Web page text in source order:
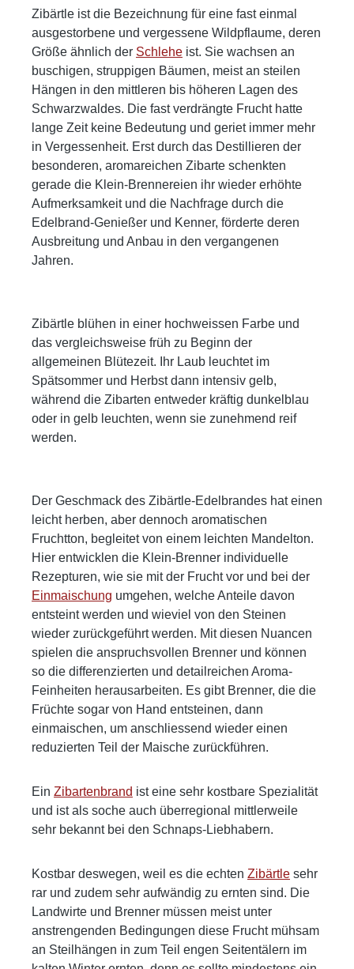
getragen von warmen, nussigen
Steinobstnoten, zarter Würze und einer
dezenten Süße. Die Kastanienholz-Reifung
verleiht dem Destillat zusätzliche Tiefe und ein
weiches Mundgefühl, ohne die Wildheit der
Frucht zu zähmen. Abgang: Lang, vielschichtig
und charaktervoll. Bittermandel und feine
Holznoten bleiben lange präsent, begleitet von
einem trockenen Hauch Kakao und dezenter
Fruchtsäure. Eine Erinnerung an frostige
Wälder, nasse Rinde und wilde Früchte im
Nebel. Speiseempfehlung: Großartig zu
Wildterrinen, luftgetrocknetem Schinken oder
einem Stück Ziegenkäse mit Feigensenf. Auch
Wildpflaume „Zibärtle“ 44%vol. Füllmenge 0,7l
Erntejahr 2004 Herkunft der
Früchte Schwarzwald Steilhang Art der
Lagerung Glasballon, anschließend 4 Jahre
Kastanienholzfass Lagerpotential 1-20 Jahre
Produktionsmenge 301 Flaschen GPSR-
Informationen HerstellerFirma: WILD
Streuobstgarten 1Postleitzahl: 77723E-Mail:
info@wild-brennerei.deWeitere Informationen:
Manuel, Maximilian und Lukas Wild
Edelbrandes ist atemberaubend, leider gibt es
nur sehr wenige Flaschen dieses besonderen
Jahrgangs. Ein zusätzliches Highlight: jede
Flasche wird in einer hochwertigen Holzkiste
geliefert. Sensorik Geruch: Ein tiefes, reifes
Bukett mit Noten von eingelegten Schlehen,
dunkler Schokolade, getrockneten Pflaumen
und Waldhonig. Feine Holznoten vom
Kastanienfass, Anklänge von Vanille,
Pfeifentabak und ein Hauch schwarzer Tee
verleihen dem Brand eine aristokratische Reife
und erdige Tiefe. Geschmack: Konzentriert und
komplex. Reife Fruchtsüße von Schlehen wird
getragen von einem runden, wärmenden
Trockenfrüchten und dunklem Nougat entfalten
sich mit jeder Sekunde weiter. Abgang: Lang,
tief und anhaltend. Der Brand verabschiedet
sich mit einer edelherben Bitternote, eleganter
Würze und einem feinen Schlehenfinale, das
fast meditativ nachklingt. Speiseempfehlung:
Ein Solist – ideal zum Abschluss eines
Comté oder einer handgerollten Zigarre. Auch
großartig zu Wildterrinen oder dunklem
Sauerteigbrot mit Haselnussbutter.
Gattung Brand von der wilden Schlehe
49%vol. Füllmenge 0,7l Erntejahr 1986
Herkunft der Früchte Schwarzwald Art der
Lagerung Kastanienfass Lagerpotential 1-20
Jahre Produktionsmenge 267 Flaschen GPSR-
Informationen HerstellerFirma: WILD
Schwarzwaldbrennerei & Weingut GmbHLand:
DeutschlandStadt: GengenbachStraße:
Streuobstgarten 1Postleitzahl: 77723E-Mail:
info@wild-brennerei.deWeitere Informationen:
Manuel, Maximilian und Lukas Wild
Zibärtle ist die Bezeichnung für eine fast einmal
ausgestorbene und vergessene Wildpflaume, deren
Größe ähnlich der Schlehe ist. Sie wachsen an
buschigen, struppigen Bäumen, meist an steilen
Hängen in den mittleren bis höheren Lagen des
Schwarzwaldes. Die fast verdrängte Frucht hatte
lange Zeit keine Bedeutung und geriet immer mehr
in Vergessenheit. Erst durch das Destillieren der
besonderen, aromareichen Zibarte schenkten
gerade die Klein-Brennereien ihr wieder erhöhte
Aufmerksamkeit und die Nachfrage durch die
Edelbrand-Genießer und Kenner, förderte deren
Ausbreitung und Anbau in den vergangenen
Jahren.
Zibärtle blühen in einer hochweissen Farbe und
das vergleichsweise früh zu Beginn der
allgemeinen Blütezeit. Ihr Laub leuchtet im
Spätsommer und Herbst dann intensiv gelb,
während die Zibarten entweder kräftig dunkelblau
oder in gelb leuchten, wenn sie zunehmend reif
werden.
Der Geschmack des Zibärtle-Edelbrandes hat einen
leicht herben, aber dennoch aromatischen
Fruchtton, begleitet von einem leichten Mandelton.
Hier entwicklen die Klein-Brenner individuelle
Rezepturen, wie sie mit der Frucht vor und bei der
Einmaischung umgehen, welche Anteile davon
entsteint werden und wieviel von den Steinen
wieder zurückgeführt werden. Mit diesen Nuancen
spielen die anspruchsvollen Brenner und können
so die differenzierten und detailreichen Aroma-
Feinheiten herausarbeiten. Es gibt Brenner, die die
Früchte sogar von Hand entsteinen, dann
einmaischen, um anschliessend wieder einen
reduzierten Teil der Maische zurückführen.
Ein Zibartenbrand ist eine sehr kostbare Spezialität
und ist als soche auch überregional mittlerweile
sehr bekannt bei den Schnaps-Liebhabern.
Kostbar deswegen, weil es die echten Zibärtle sehr
rar und zudem sehr aufwändig zu ernten sind. Die
Landwirte und Brenner müssen meist unter
anstrengenden Bedingungen diese Frucht mühsam
an Steilhängen in zum Teil engen Seitentälern im